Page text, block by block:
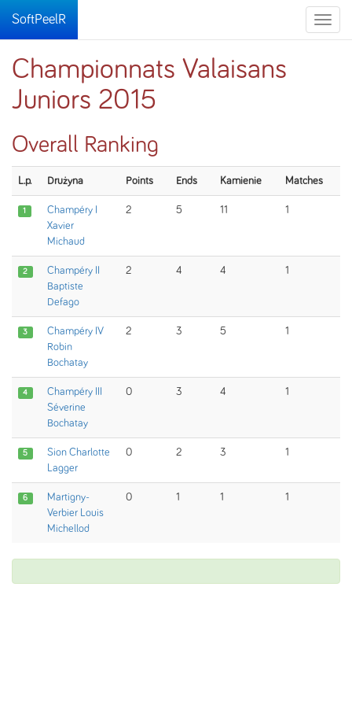
Toggle
SoftPeelR
Championnats Valaisans
Juniors 2015
Overall Ranking
L.p. Drużyna Points Ends Kamienie Matches
1
Champéry I
Xavier
Michaud
2 5 11 1
2
Champéry II
Baptiste
Defago
2 4 4 1
3
Champéry IV
Robin
Bochatay
2 3 5 1
4
Champéry III
Séverine
Bochatay
0 3 4 1
5
Sion Charlotte
Lagger
0 2 3 1
6
Martigny-
Verbier Louis
Michellod
0 1 1 1